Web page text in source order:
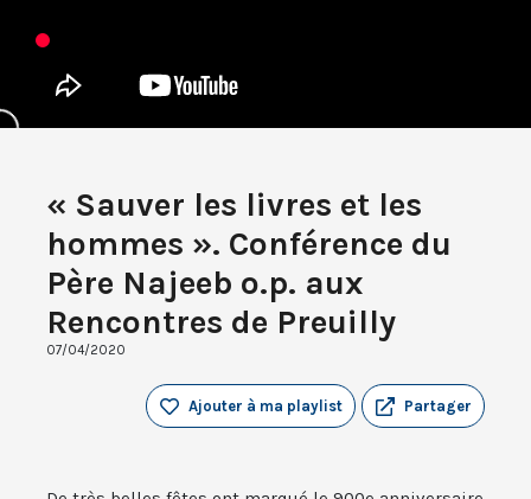
« Sauver les livres et les
hommes ». Conférence du
Père Najeeb o.p. aux
Rencontres de Preuilly
07/04/2020
Partager
Ajouter à ma playlist